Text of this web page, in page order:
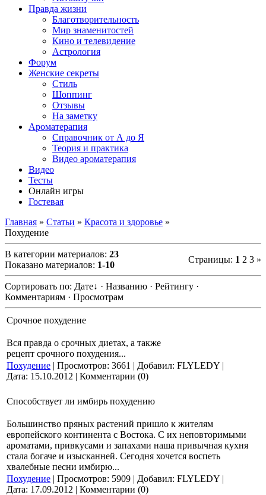
Правда жизни
Благотворительность
Мир знаменитостей
Кино и телевидение
Астрология
Форум
Женские секреты
Стиль
Шоппинг
Отзывы
На заметку
Ароматерапия
Справочник от А до Я
Теория и практика
Видео ароматерапия
Видео
Тесты
Онлайн игры
Гостевая
Главная » Статьи » Красота и здоровье »
Похудение
В категории материалов: 23
Показано материалов: 1-10
Страницы: 1 2 3 »
Сортировать по: Дате↓ · Названию · Рейтингу ·
Комментариям · Просмотрам
Срочное похудение
Вся правда о срочных диетах, а также
рецепт срочного похудения...
Похудение | Просмотров: 3661 | Добавил: FLYLEDY |
Дата: 15.10.2012 | Комментарии (0)
Способствует ли имбирь похудению
Большинство пряных растений пришло к жителям
европейского континента с Востока. С их неповторимыми
ароматами, привкусами и запахами наша привычная кухня
стала богаче и изысканней. Сегодня хочется воспеть
хвалебные песни имбирю...
Похудение | Просмотров: 5909 | Добавил: FLYLEDY |
Дата: 17.09.2012 | Комментарии (0)